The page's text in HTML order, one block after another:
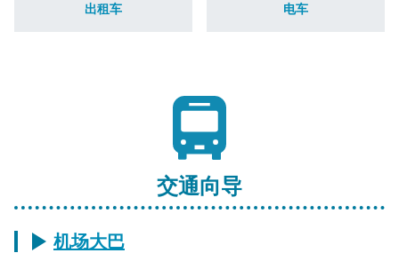
出租车 电车
交通向导
机场大巴